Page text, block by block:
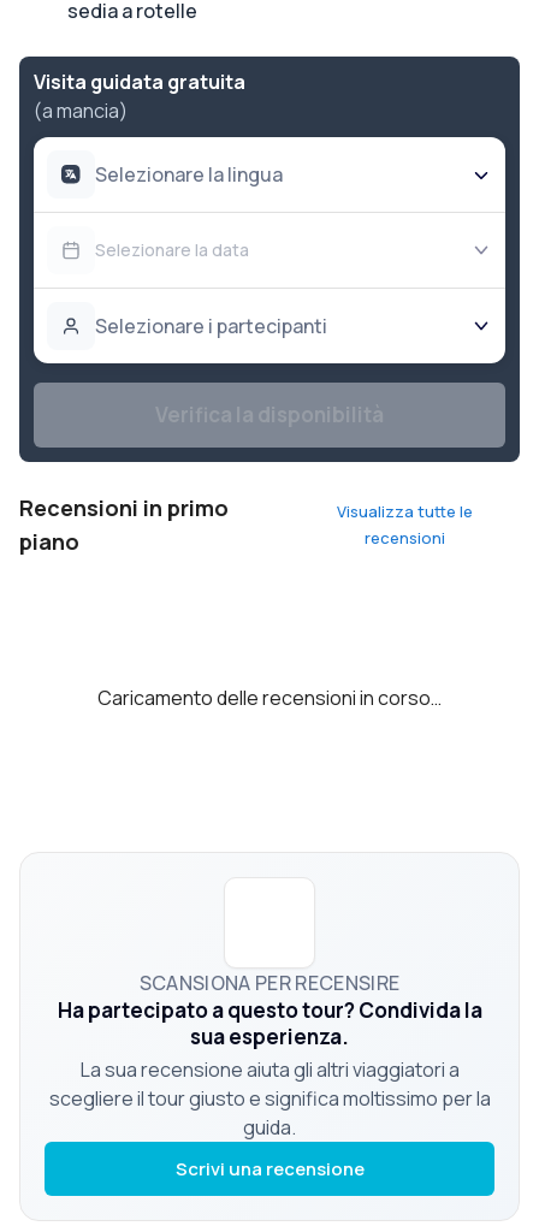
sedia a rotelle
Visita guidata gratuita
(a mancia)
Selezionare la lingua
Selezionare la data
Selezionare i partecipanti
Recensioni in primo
piano
Visualizza tutte le
recensioni
Caricamento delle recensioni in corso…
SCANSIONA PER RECENSIRE
Ha partecipato a questo tour? Condivida la
sua esperienza.
La sua recensione aiuta gli altri viaggiatori a
scegliere il tour giusto e significa moltissimo per la
guida.
Scrivi una recensione